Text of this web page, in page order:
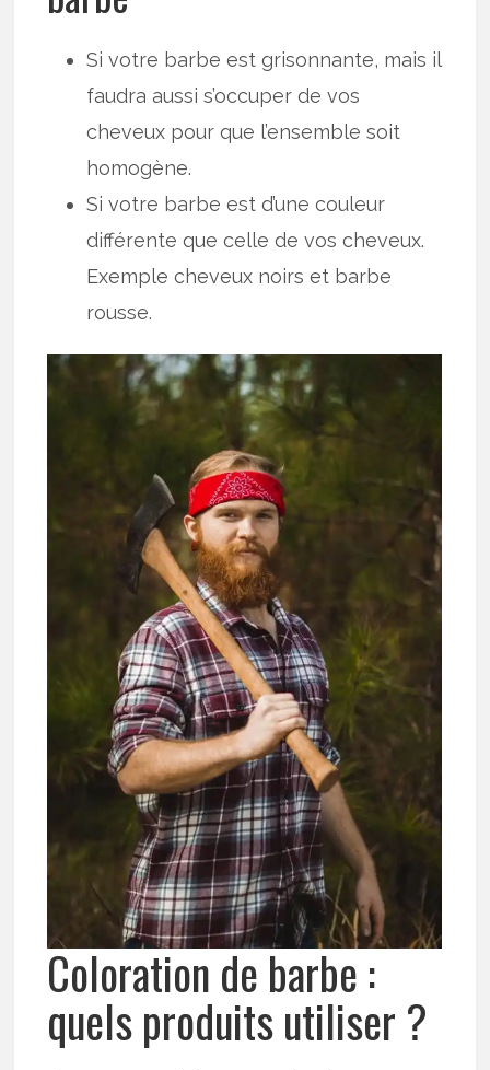
Si votre barbe est grisonnante, mais il
faudra aussi s’occuper de vos
cheveux pour que l’ensemble soit
homogène.
Si votre barbe est d’une couleur
différente que celle de vos cheveux.
Exemple cheveux noirs et barbe
rousse.
Coloration de barbe :
quels produits utiliser ?